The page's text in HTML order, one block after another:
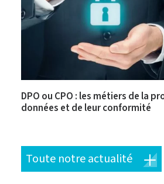
DPO ou CPO : les métiers de la
données et de leur conformité
Toute notre actualité